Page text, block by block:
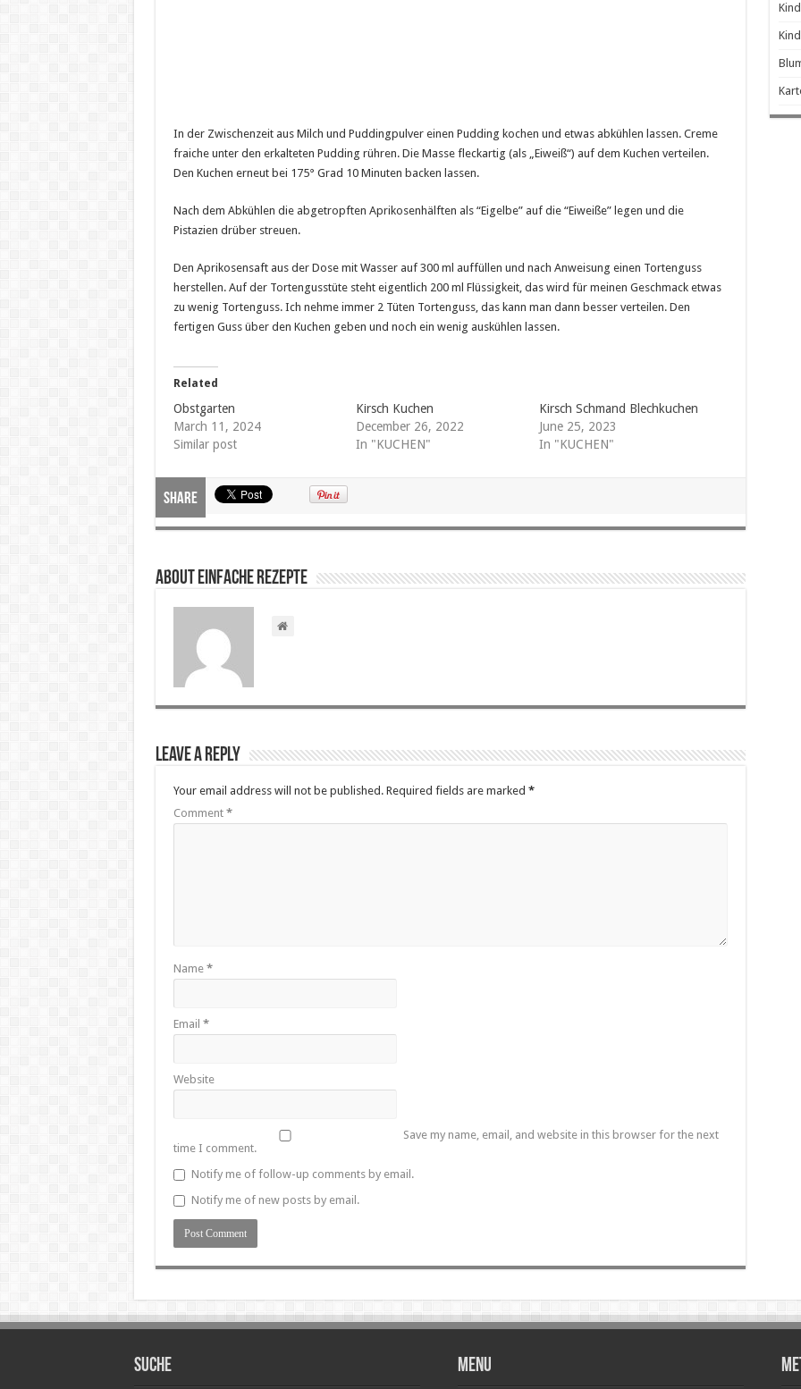
In der Zwischenzeit aus Milch und Puddingpulver einen Pudding kochen und etwas abkühlen lassen. Creme
fraiche unter den erkalteten Pudding rühren. Die Masse fleckartig (als „Eiweiß“) auf dem Kuchen verteilen.
Den Kuchen erneut bei 175° Grad 10 Minuten backen lassen.
Nach dem Abkühlen die abgetropften Aprikosenhälften als “Eigelbe” auf die “Eiweiße” legen und die
Pistazien drüber streuen.
Den Aprikosensaft aus der Dose mit Wasser auf 300 ml auffüllen und nach Anweisung einen Tortenguss
herstellen. Auf der Tortengusstüte steht eigentlich 200 ml Flüssigkeit, das wird für meinen Geschmack etwas
zu wenig Tortenguss. Ich nehme immer 2 Tüten Tortenguss, das kann man dann besser verteilen. Den
fertigen Guss über den Kuchen geben und noch ein wenig auskühlen lassen.
Related
Obstgarten
March 11, 2024
Similar post
Kirsch Kuchen
December 26, 2022
In "KUCHEN"
Kirsch Schmand Blechkuchen
June 25, 2023
In "KUCHEN"
Share
About Einfache Rezepte
Leave a Reply
Your email address will not be published. Required fields are marked *
Comment *
Name *
Email *
Website
Save my name, email, and website in this browser for the next
time I comment.
Notify me of follow-up comments by email.
Notify me of new posts by email.
SUCHE Menu